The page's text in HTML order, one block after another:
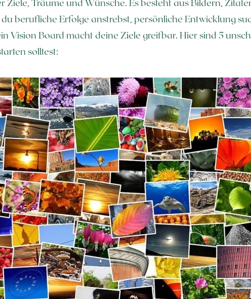
Ziele, Träume und Wünsche. Es besteht aus Bildern,
berufliche Erfolge anstrebst, persönliche Entwicklung
Vision Board macht deine Ziele greifbar. Hier sind 5
solltest: